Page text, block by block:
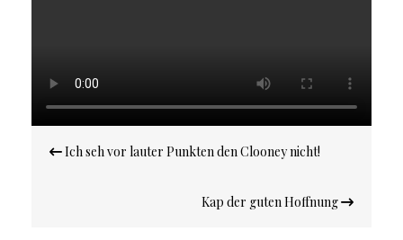
Ich seh vor lauter Punkten den Clooney nicht!
Kap der guten Hoffnung